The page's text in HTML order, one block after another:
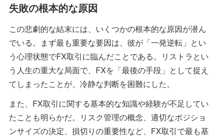
失敗の根本的な原因
この悲劇的な結末には、いくつかの根本的な原因が潜ん
でいる。まず最も重要な要因は、彼が「一発逆転」とい
う心理状態でFX取引に臨んだことである。リストラとい
う人生の重大な局面で、FXを「最後の手段」として捉え
てしまったことが、冷静な判断を困難にした。
また、FX取引に関する基本的な知識や経験が不足してい
たことも明らかだ。リスク管理の概念、適切なポジショ
ンサイズの決定、損切りの重要性など、FX取引で最も基